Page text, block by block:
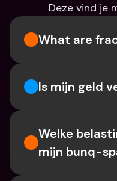
Deze vind je
What are
Is mijn geld
Welke
mijn bunq-